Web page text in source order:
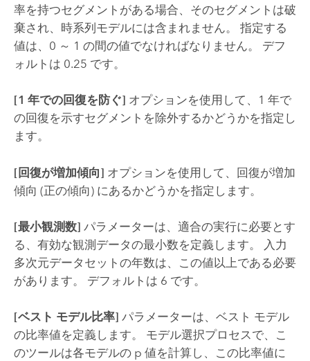
率を持つセグメントがある場合、そのセグメントは破
棄され、時系列モデルには含まれません。 指定する
値は、0 ～ 1 の間の値でなければなりません。 デフ
ォルトは 0.25 です。
[1 年での回復を防ぐ] オプションを使用して、1 年で
の回復を示すセグメントを除外するかどうかを指定し
ます。
[回復が増加傾向] オプションを使用して、回復が増加
傾向 (正の傾向) にあるかどうかを指定します。
[最小観測数] パラメーターは、適合の実行に必要とす
る、有効な観測データの最小数を定義します。 入力
多次元データセットの年数は、この値以上である必要
があります。 デフォルトは 6 です。
[ベスト モデル比率] パラメーターは、ベスト モデル
の比率値を定義します。 モデル選択プロセスで、こ
のツールは各モデルの p 値を計算し、この比率値に